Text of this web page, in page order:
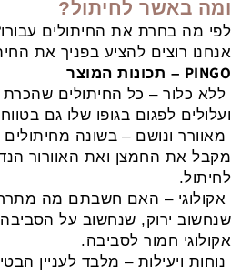
לחיתול?
את החיתולים עבורו?
להציע בפניך את החיתולים
– תכונות המוצר
– כל החיתולים שהכרת עד
לפגום בגופו שלו גם בטווח
ונושם – בשונה מחיתולים
החמצן ואת האוורור הנדרשים
– האם חשבתם מה מתרחש עם
ירוק, שנחשוב על הסביבה שלנו
חמור לסביבה.